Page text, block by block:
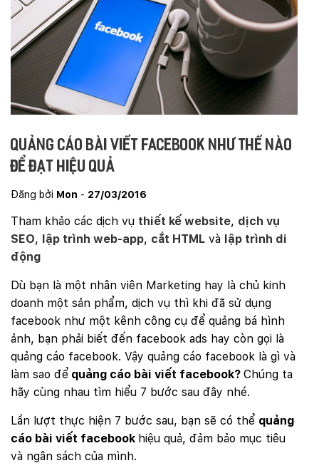
Quảng cáo bài viết facebook như thế nào
để đạt hiệu quả
Đăng bởi Mon - 27/03/2016
Tham khảo các dịch vụ thiết kế website, dịch vụ
SEO, lập trình web-app, cắt HTML và lập trình di
động
Dù bạn là một nhân viên Marketing hay là chủ kinh
doanh một sản phẩm, dịch vụ thì khi đã sử dụng
facebook như một kênh công cụ để quảng bá hình
ảnh, bạn phải biết đến facebook ads hay còn gọi là
quảng cáo facebook. Vậy quảng cáo facebook là gì và
làm sao để quảng cáo bài viết facebook? Chúng ta
hãy cùng nhau tìm hiểu 7 bước sau đây nhé.
Lần lượt thực hiện 7 bước sau, bạn sẽ có thể quảng
cáo bài viết facebook hiệu quả, đảm bảo mục tiêu
và ngân sách của mình.